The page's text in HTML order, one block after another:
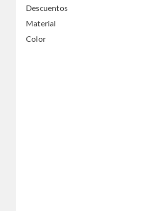
Descuentos
Material
Color